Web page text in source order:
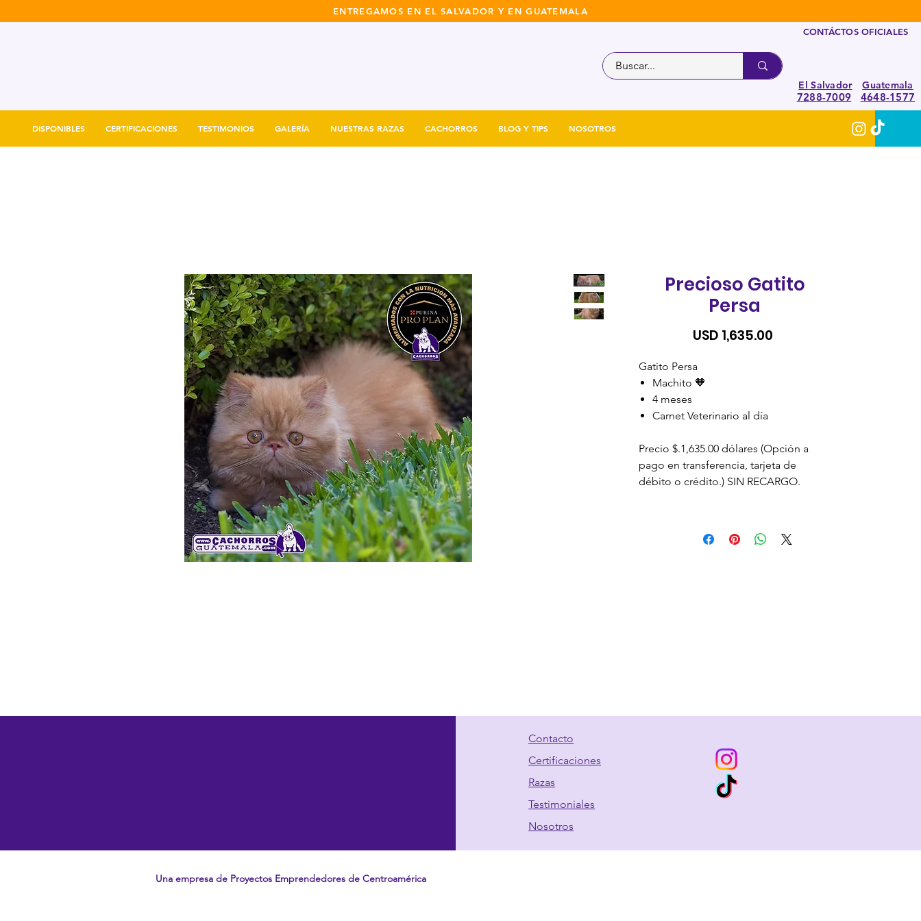
ENTREGAMOS EN EL SALVADOR Y EN GUATEMALA
CONTÁCTOS OFICIALES
Guatemala
El Salvador
7288-7009 4648-1577
DISPONIBLES CERTIFICACIONES TESTIMONIOS GALERÍA NUESTRAS RAZAS CACHORROS BLOG Y TIPS NOSOTROS
Precioso Gatito
Persa
USD 1,635.00
Gatito Persa
Machito 🧡
4 meses
Carnet Veterinario al día
Precio $.1,635.00 dólares (Opción a
pago en transferencia, tarjeta de
débito o crédito.) SIN RECARGO.
Contacto
Certificaciones
Razas
Testimoniales
Nosotros
Una empresa de Proyectos Emprendedores de Centroamérica